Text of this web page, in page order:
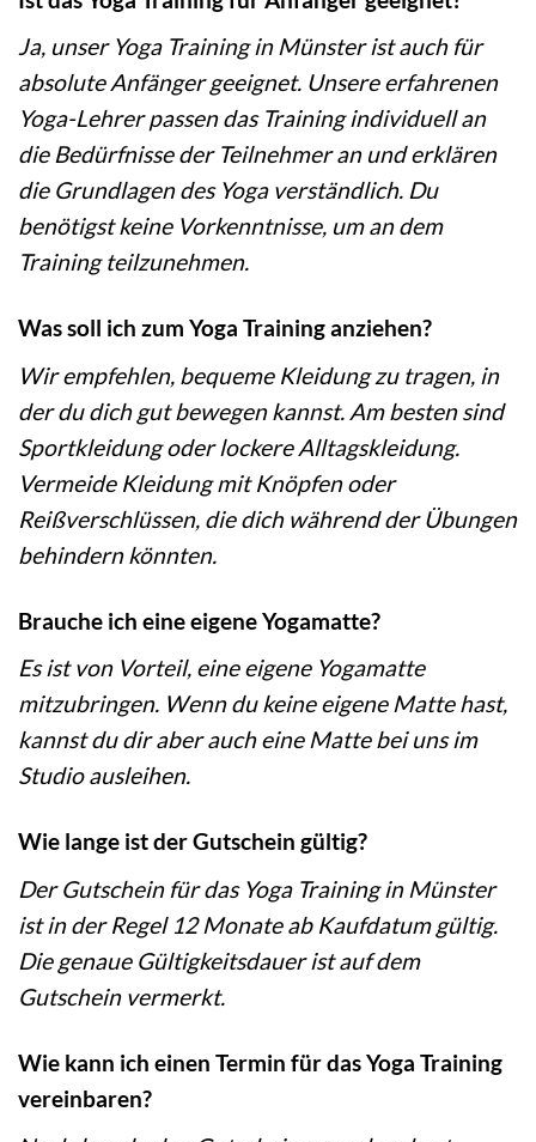
Ja, unser Yoga Training in Münster ist auch für
absolute Anfänger geeignet. Unsere erfahrenen
Yoga-Lehrer passen das Training individuell an
die Bedürfnisse der Teilnehmer an und erklären
die Grundlagen des Yoga verständlich. Du
benötigst keine Vorkenntnisse, um an dem
Training teilzunehmen.
Was soll ich zum Yoga Training anziehen?
Wir empfehlen, bequeme Kleidung zu tragen, in
der du dich gut bewegen kannst. Am besten sind
Sportkleidung oder lockere Alltagskleidung.
Vermeide Kleidung mit Knöpfen oder
Reißverschlüssen, die dich während der Übungen
behindern könnten.
Brauche ich eine eigene Yogamatte?
Es ist von Vorteil, eine eigene Yogamatte
mitzubringen. Wenn du keine eigene Matte hast,
kannst du dir aber auch eine Matte bei uns im
Studio ausleihen.
Wie lange ist der Gutschein gültig?
Der Gutschein für das Yoga Training in Münster
ist in der Regel 12 Monate ab Kaufdatum gültig.
Die genaue Gültigkeitsdauer ist auf dem
Gutschein vermerkt.
Wie kann ich einen Termin für das Yoga Training
vereinbaren?